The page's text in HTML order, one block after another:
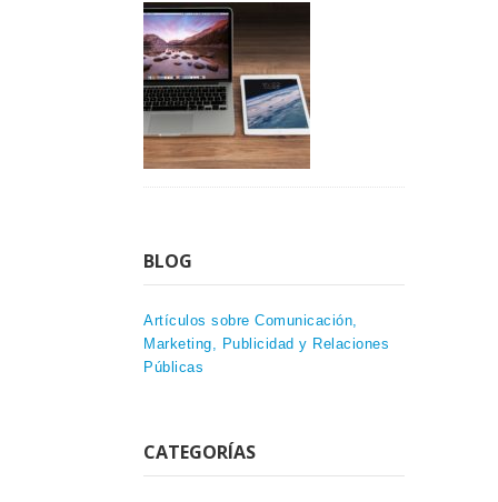
BLOG
Artículos sobre Comunicación,
Marketing, Publicidad y Relaciones
Públicas
CATEGORÍAS